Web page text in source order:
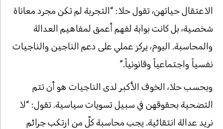
الاعتقال حياتهن، تقول حلا: “التجربة لم تكن مجرد معاناة
شخصية، بل كانت بوابة لفهم أعمق لمفاهيم العدالة
والمحاسبة. اليوم، يركز عملي على دعم الناجين والناجيات
نفسياً واجتماعياً وقانونياً.”
وبحسب حلا، الخوف الأكبر لدى الناجيات هو أن تتم
التضحية بحقوقهن في سبيل تسويات سياسية. تقول: “لا
نريد عدالة انتقائية. يجب محاسبة كلّ من ارتكب جرائم